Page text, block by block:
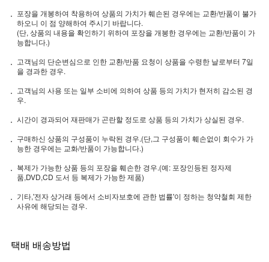
포장을 개봉하여 착용하여 상품의 가치가 훼손된 경우에는 교환/반품이 불가
하오니 이 점 양해하여 주시기 바랍니다.
(단, 상품의 내용을 확인하기 위하여 포장을 개봉한 경우에는 교환/반품이 가
능합니다.)
고객님의 단순변심으로 인한 교환/반품 요청이 상품을 수령한 날로부터 7일
을 경과한 경우.
고객님의 사용 또는 일부 소비에 의하여 상품 등의 가치가 현저히 감소된 경
우.
시간이 경과되어 재판매가 곤란할 정도로 상품 등의 가치가 상실된 경우.
구매하신 상품의 구성품이 누락된 경우.(단,그 구성품이 훼손없이 회수가 가
능한 경우에는 교화/반품이 가능합니다.)
복제가 가능한 상품 등의 포장을 훼손한 경우.(예: 포장인등된 정자제
품,DVD,CD 도서 등 복제가 가능한 제품)
기타,'전자 상거래 등에서 소비자보호에 관한 법률'이 정하는 청약철회 제한
사유에 해당되는 경우.
택배 배송방법